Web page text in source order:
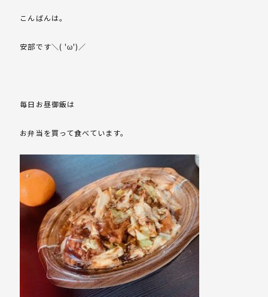
こんばんは。
安部です＼( 'ω')／
毎日お昼御飯は
お弁当を買って食べています。